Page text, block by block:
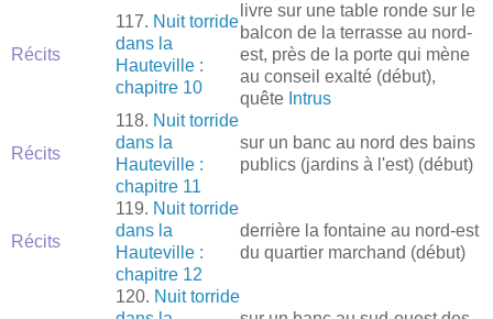
Récits
117. Nuit torride
dans la
Hauteville :
chapitre 10
livre sur une table ronde sur le
balcon de la terrasse au nord-
est, près de la porte qui mène
au conseil exalté (début),
quête Intrus
Récits
118. Nuit torride
dans la
Hauteville :
chapitre 11
sur un banc au nord des bains
publics (jardins à l'est) (début)
Récits
119. Nuit torride
dans la
Hauteville :
chapitre 12
derrière la fontaine au nord-est
du quartier marchand (début)
120. Nuit torride